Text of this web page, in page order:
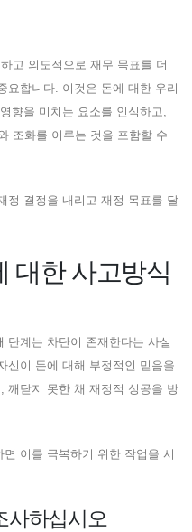
고 의도적으로 재무 목표를 더
요합니다. 이것은 돈에 대한 우리
향을 미치는 요소를 인식하고,
조화를 이루는 것을 포함할 수
정 결정을 내리고 재정 목표를 달
대한 사고방식
단계는 차단이 존재한다는 사실
신이 돈에 대해 부정적인 믿음을
깨닫지 못한 채 재정적 성공을 방
이를 극복하기 위한 작업을 시
사하십시오